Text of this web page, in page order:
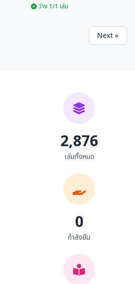
วรรณกรรมที่ตีพิมพ์ด้วย
ว่าง 1/1 เล่ม
Next »
2,876
เล่มทั้งหมด
0
กำลังยืม